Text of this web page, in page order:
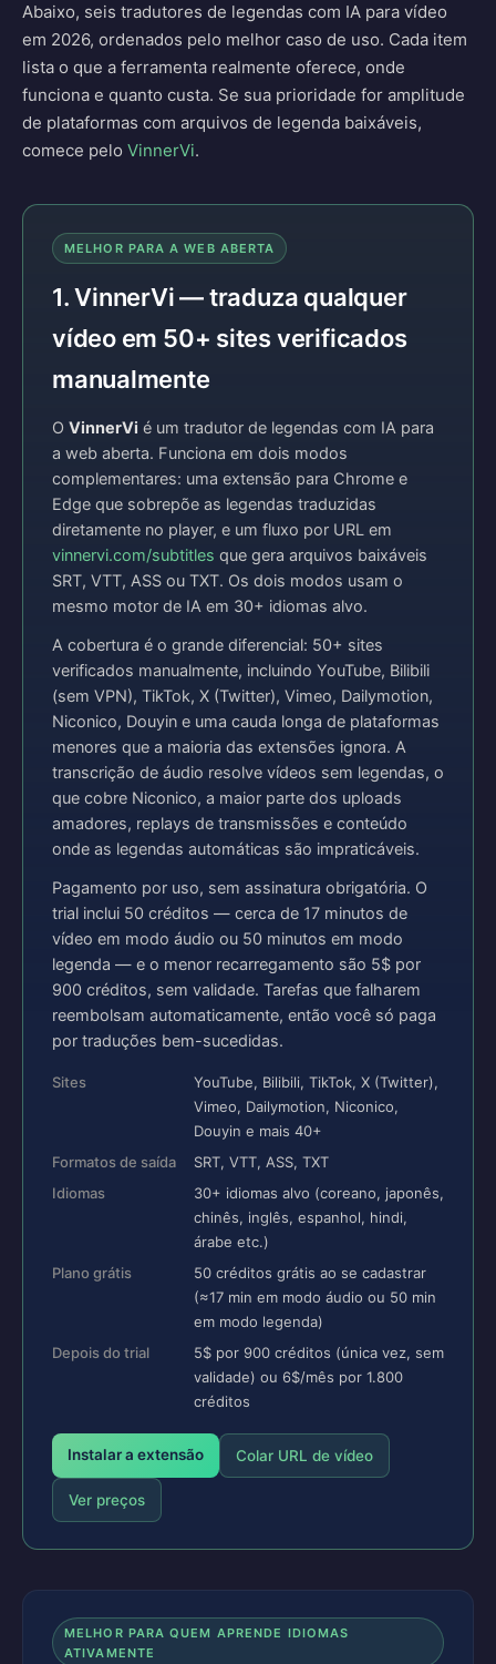
Abaixo, seis tradutores de legendas com IA para vídeo
em 2026, ordenados pelo melhor caso de uso. Cada item
lista o que a ferramenta realmente oferece, onde
funciona e quanto custa. Se sua prioridade for amplitude
de plataformas com arquivos de legenda baixáveis,
comece pelo VinnerVi.
MELHOR PARA A WEB ABERTA
1. VinnerVi — traduza qualquer
vídeo em 50+ sites verificados
manualmente
O VinnerVi é um tradutor de legendas com IA para
a web aberta. Funciona em dois modos
complementares: uma extensão para Chrome e
Edge que sobrepõe as legendas traduzidas
diretamente no player, e um fluxo por URL em
vinnervi.com/subtitles que gera arquivos baixáveis
SRT, VTT, ASS ou TXT. Os dois modos usam o
mesmo motor de IA em 30+ idiomas alvo.
A cobertura é o grande diferencial: 50+ sites
verificados manualmente, incluindo YouTube, Bilibili
(sem VPN), TikTok, X (Twitter), Vimeo, Dailymotion,
Niconico, Douyin e uma cauda longa de plataformas
menores que a maioria das extensões ignora. A
transcrição de áudio resolve vídeos sem legendas, o
que cobre Niconico, a maior parte dos uploads
amadores, replays de transmissões e conteúdo
onde as legendas automáticas são impraticáveis.
Pagamento por uso, sem assinatura obrigatória. O
trial inclui 50 créditos — cerca de 17 minutos de
vídeo em modo áudio ou 50 minutos em modo
legenda — e o menor recarregamento são 5$ por
900 créditos, sem validade. Tarefas que falharem
reembolsam automaticamente, então você só paga
por traduções bem-sucedidas.
Sites
YouTube, Bilibili, TikTok, X (Twitter),
Vimeo, Dailymotion, Niconico,
Douyin e mais 40+
Formatos de saída
SRT, VTT, ASS, TXT
Idiomas
30+ idiomas alvo (coreano, japonês,
chinês, inglês, espanhol, hindi,
árabe etc.)
Plano grátis
50 créditos grátis ao se cadastrar
(≈17 min em modo áudio ou 50 min
em modo legenda)
Depois do trial
5$ por 900 créditos (única vez, sem
validade) ou 6$/mês por 1.800
créditos
Instalar a extensão Colar URL de vídeo
Ver preços
MELHOR PARA QUEM APRENDE IDIOMAS
ATIVAMENTE